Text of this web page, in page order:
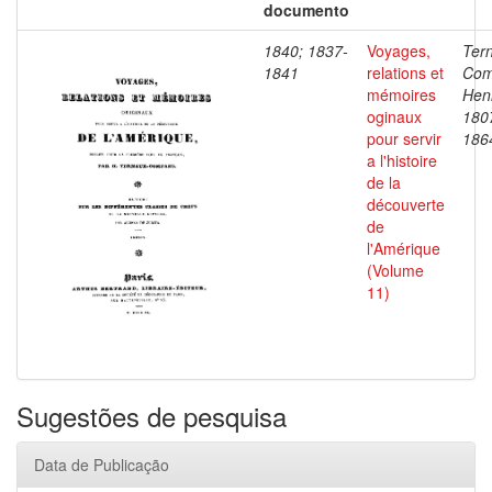
documento
1840; 1837-
1841
Voyages,
relations et
mémoires
oginaux
pour servir
a l'histoire
de la
découverte
de
l'Amérique
(Volume
11)
Sugestões de pesquisa
Data de Publicação